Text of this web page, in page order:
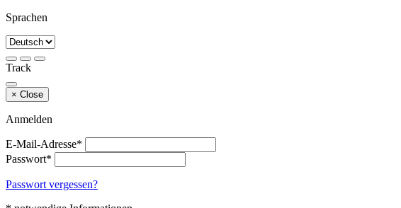
Sprachen
Track
× Close
Anmelden
E-Mail-Adresse*
Passwort*
Passwort vergessen?